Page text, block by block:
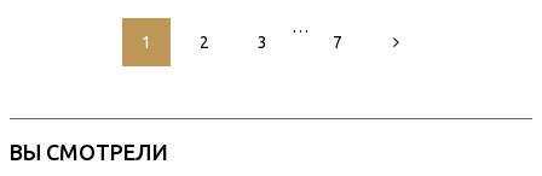
1 2 3
…
7
ВЫ СМОТРЕЛИ